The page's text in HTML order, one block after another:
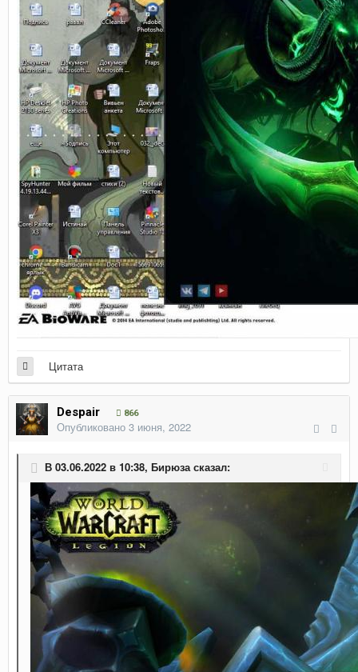
Цитата
Despair 866
Опубликовано 3 июня, 2022
В 03.06.2022 в 10:38, Бирюзасказал: